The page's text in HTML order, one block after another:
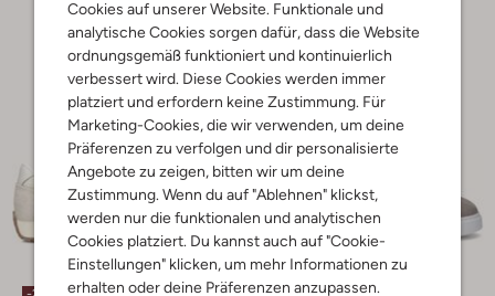
Cookies auf unserer Website. Funktionale und
analytische Cookies sorgen dafür, dass die Website
ordnungsgemäß funktioniert und kontinuierlich
verbessert wird. Diese Cookies werden immer
platziert und erfordern keine Zustimmung. Für
Marketing-Cookies, die wir verwenden, um deine
Präferenzen zu verfolgen und dir personalisierte
Angebote zu zeigen, bitten wir um deine
Zustimmung. Wenn du auf "Ablehnen" klickst,
werden nur die funktionalen und analytischen
Cookies platziert. Du kannst auch auf "Cookie-
Einstellungen" klicken, um mehr Informationen zu
erhalten oder deine Präferenzen anzupassen.